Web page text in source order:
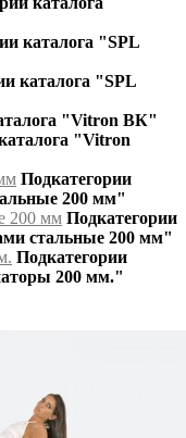
каталога "SPL
каталога "SPL
"Vitron ВК"
"Vitron
Подкатегории
200 мм"
200 мм Подкатегории
стальные 200 мм"
Подкатегории
200 мм."